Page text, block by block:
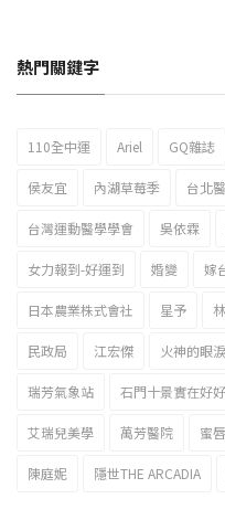
2023新北市北海岸國
熱門關鍵字
110全中運 Ariel GQ雜誌
侯友宜 內湖草莓季 台北
台灣運動醫學學會 吳依霖
女力報到-好運到 婚變 嫁
日本農業株式會社 星予
民政局 江宏傑 火神的眼淚
瑞芳氣象站 石門十景實在好
艾瑞兒美學 萬芳醫院 蜜唇
陳庭妮 隱世THE ARCADIA